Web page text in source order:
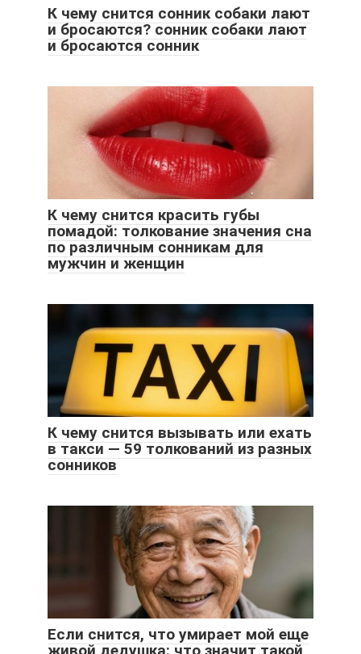
К чему снится сонник собаки лают
и бросаются? сонник собаки лают
и бросаются сонник
К чему снится красить губы
помадой: толкование значения сна
по различным сонникам для
мужчин и женщин
К чему снится вызывать или ехать
в такси — 59 толкований из разных
сонников
Если снится, что умирает мой еще